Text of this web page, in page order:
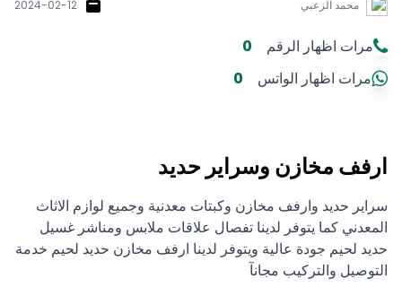
محمد الزعبي
2024-02-12
مرات اظهار الرقم
0
مرات اظهار الواتس
0
ارفف مخازن وسراير حديد
سراير حديد وارفف مخازن وكبتات معدنية وجميع لوازم الاثاث
المعدني كما يتوفر لدينا تفصال علاقات ملابس ومناشر غسيل
حديد لحيم جودة عالية ويتوفر لدينا ارفف مخازن حديد لحيم خدمة
التوصيل والتركيب مجانآ